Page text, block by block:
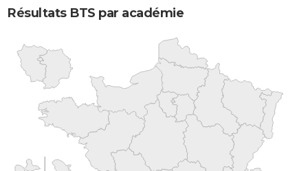
Résultats BTS par académie